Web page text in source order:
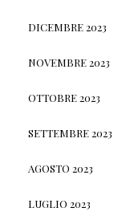
DICEMBRE 2023
NOVEMBRE 2023
OTTOBRE 2023
SETTEMBRE 2023
AGOSTO 2023
LUGLIO 2023